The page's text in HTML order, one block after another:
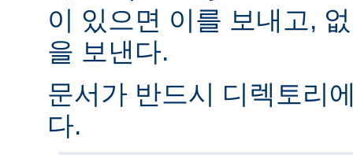
이 있으면 이를 보내고,
을 보낸다.
문서가 반드시 디렉토리
다.